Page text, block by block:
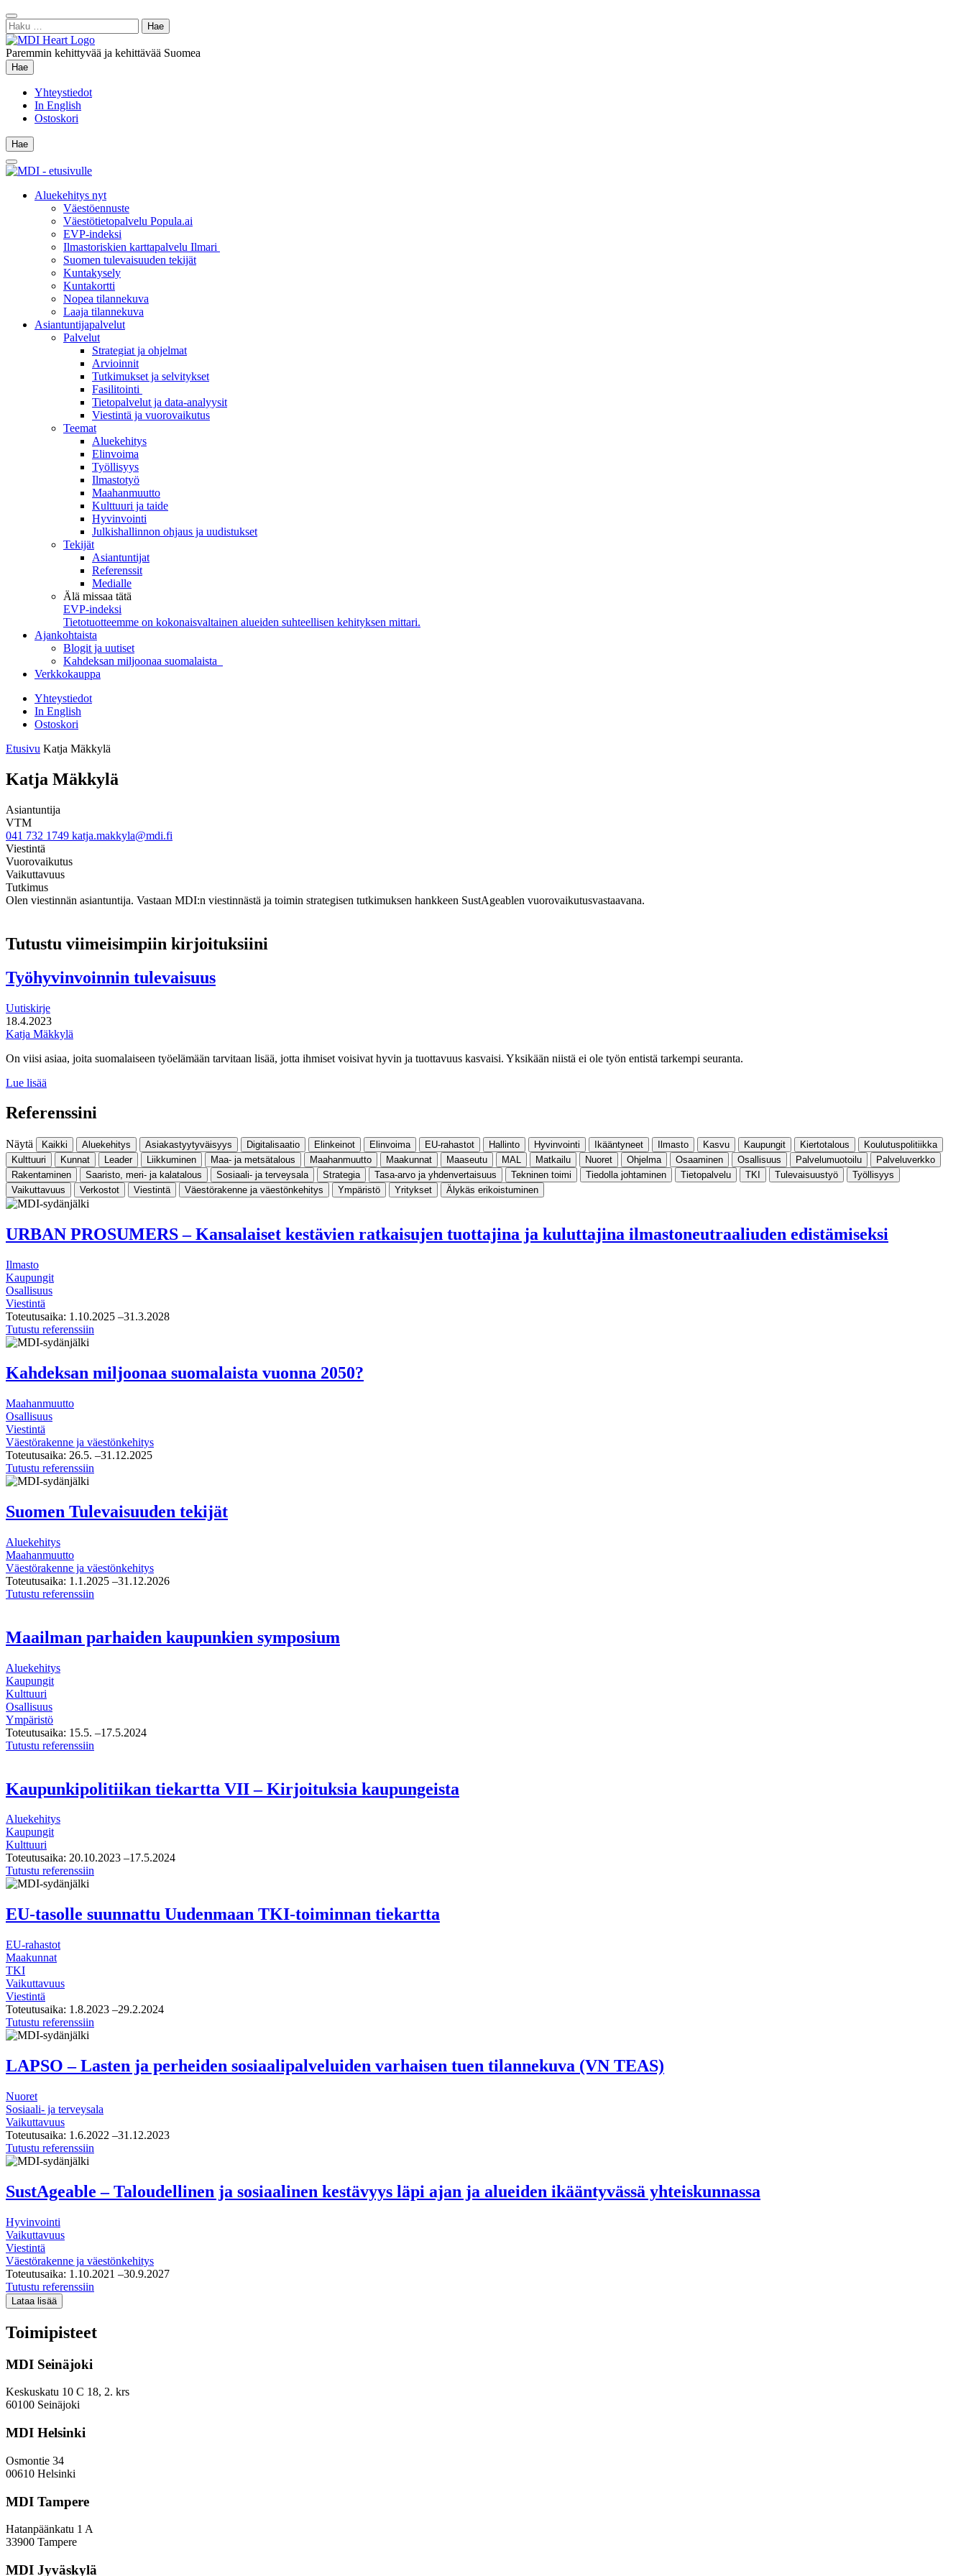
Siirry
sisältöön
Sulje
hae
Haku:
Paremmin kehittyvää ja kehittävää Suomea
Hae
Hae
Yhteystiedot
In English
Ostoskori
Hae
Hae
Main
Menu
Aluekehitys nyt
Väestöennuste
Väestötietopalvelu Popula.ai
EVP-indeksi
Ilmastoriskien karttapalvelu Ilmari
Suomen tulevaisuuden tekijät
Kuntakysely
Kuntakortti
Nopea tilannekuva
Laaja tilannekuva
Asiantuntijapalvelut
Palvelut
Strategiat ja ohjelmat
Arvioinnit
Tutkimukset ja selvitykset
Fasilitointi
Tietopalvelut ja data-analyysit
Viestintä ja vuorovaikutus
Teemat
Aluekehitys
Elinvoima
Työllisyys
Ilmastotyö
Maahanmuutto
Kulttuuri ja taide
Hyvinvointi
Julkishallinnon ohjaus ja uudistukset
Tekijät
Asiantuntijat
Referenssit
Medialle
Älä missaa tätä
EVP-indeksi
Tietotuotteemme on kokonaisvaltainen alueiden suhteellisen kehityksen mittari.
Ajankohtaista
Blogit ja uutiset
Kahdeksan miljoonaa suomalaista
Verkkokauppa
Yhteystiedot
In English
Ostoskori
Etusivu Katja Mäkkylä
Katja Mäkkylä
Asiantuntija
VTM
041 732 1749 katja.makkyla@mdi.fi
Viestintä
Vuorovaikutus
Vaikuttavuus
Tutkimus
Olen viestinnän asiantuntija. Vastaan MDI:n viestinnästä ja toimin strategisen tutkimuksen hankkeen SustAgeablen vuorovaikutusvastaavana.
Tutustu viimeisimpiin kirjoituksiini
Työhyvinvoinnin tulevaisuus
Uutiskirje
18.4.2023
Katja Mäkkylä
On viisi asiaa, joita suomalaiseen työelämään tarvitaan lisää, jotta ihmiset voisivat hyvin ja tuottavuus kasvaisi. Yksikään niistä ei ole työn entistä tarkempi seuranta.
Lue lisää
Referenssini
Näytä Kaikki Aluekehitys Asiakastyytyväisyys Digitalisaatio Elinkeinot Elinvoima EU-rahastot Hallinto Hyvinvointi Ikääntyneet Ilmasto Kasvu Kaupungit Kiertotalous
Koulutuspolitiikka
Kulttuuri
Kunnat Leader Liikkuminen Maa- ja metsätalous Maahanmuutto Maakunnat Maaseutu MAL Matkailu Nuoret Ohjelma Osaaminen Osallisuus Palvelumuotoilu
Palveluverkko
Rakentaminen
Saaristo, meri- ja kalatalous Sosiaali- ja terveysala Strategia Tasa-arvo ja yhdenvertaisuus Tekninen toimi Tiedolla johtaminen Tietopalvelu TKI Tulevaisuustyö
Työllisyys
Vaikuttavuus
Verkostot Viestintä Väestörakenne ja väestönkehitys Ympäristö Yritykset Älykäs erikoistuminen
URBAN PROSUMERS – Kansalaiset kestävien ratkaisujen tuottajina ja kuluttajina ilmastoneutraaliuden edistämiseksi
Ilmasto
Kaupungit
Osallisuus
Viestintä
Toteutusaika: 1.10.2025 –31.3.2028
Tutustu referenssiin
Kansalaiset
kestävien
ilmastoneutraaliuden
edistämiseksi
Kahdeksan miljoonaa suomalaista vuonna 2050?
Maahanmuutto
Osallisuus
Viestintä
Väestörakenne ja väestönkehitys
Toteutusaika: 26.5. –31.12.2025
Tutustu referenssiin
vuonna
2050?
Suomen Tulevaisuuden tekijät
Aluekehitys
Maahanmuutto
Väestörakenne ja väestönkehitys
Toteutusaika: 1.1.2025 –31.12.2026
Tutustu referenssiin
Maailman parhaiden kaupunkien symposium
Aluekehitys
Kaupungit
Kulttuuri
Osallisuus
Ympäristö
Toteutusaika: 15.5. –17.5.2024
Tutustu referenssiin
symposium
Kaupunkipolitiikan tiekartta VII – Kirjoituksia kaupungeista
Aluekehitys
Kaupungit
Kulttuuri
Toteutusaika: 20.10.2023 –17.5.2024
Tutustu referenssiin
–
Kirjoituksia
EU-tasolle suunnattu Uudenmaan TKI-toiminnan tiekartta
EU-rahastot
Maakunnat
TKI
Vaikuttavuus
Viestintä
Toteutusaika: 1.8.2023 –29.2.2024
Tutustu referenssiin
Uudenmaan
TKI-
LAPSO – Lasten ja perheiden sosiaalipalveluiden varhaisen tuen tilannekuva (VN TEAS)
Nuoret
Sosiaali- ja terveysala
Vaikuttavuus
Toteutusaika: 1.6.2022 –31.12.2023
Tutustu referenssiin
perheiden
(VN
TEAS)
SustAgeable – Taloudellinen ja sosiaalinen kestävyys läpi ajan ja alueiden ikääntyvässä yhteiskunnassa
Hyvinvointi
Vaikuttavuus
Viestintä
Väestörakenne ja väestönkehitys
Toteutusaika: 1.10.2021 –30.9.2027
Tutustu referenssiin
sosiaalinen
ja
Lataa lisää
Toimipisteet
MDI Seinäjoki
Keskuskatu 10 C 18, 2. krs
60100 Seinäjoki
MDI Helsinki
Osmontie 34
00610 Helsinki
MDI Tampere
Hatanpäänkatu 1 A
33900 Tampere
MDI Jyväskylä